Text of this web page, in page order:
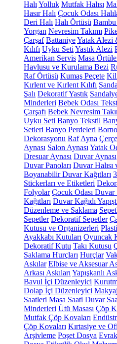
Halı Yolluk Mutfak Halısı
Hasır Halı Çocuk Odası
Deri Halı Halı Örtüsü Bambu
Yorgan Nevresim Takımı
Çarşaf BattaniyeYatak Alezi
Kılıfı Uyku Seti Yastık Alezi
Amerikan Servis Masa
Havlusu ve Kurulama Bezi
Raf Örtüsü Kumaş Peçete
Kırlent ve Kırlent Kılıfı
Şalı Dekoratif Yastık
Minderleri Bebek Odası
Çarşafı Bebek Nevresim
Uyku Seti Banyo Tekstil
Setleri Banyo Perdeleri
Dekorasyonu Raf Ayna
Aynası Salon Aynası Yatak
Dresuar Aynası Duvar Aynası
Duvar Panoları Duvar Halısı
Boyanabilir Duvar Kağıtları
Stickerları ve Etiketleri
Folyolar Çocuk Odası Duvar
Kağıtları Duvar Kağıdı
Düzenleme ve Saklama
Sepetler Dekoratif Sepetler
Kutusu ve Organizerleri
Ayakkabı Kutuları Oyuncak
Dekoratif Kutu Takı Kutusu
Saklama Hurçları Hurçlar
Askılar Elbise ve Aksesuar
Arkası Askıları Yapışkanlı
Bavul İçi Düzenleyici
Dolap İçi Düzenleyici
Saatleri Masa Saati Duvar
Minderleri Ütü Masası Çöp
Mutfak Çöp Kovaları
Çöp Kovaları Kırtasiye ve
Arşivleme Poşet Dosya